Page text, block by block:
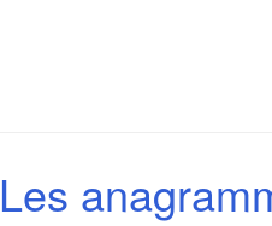
Les